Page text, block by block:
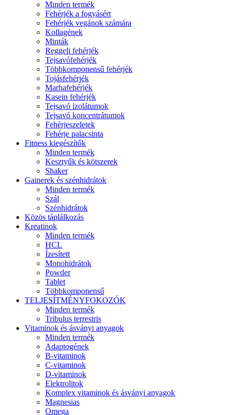
Minden termék
Fehérjék a fogyásért
Fehérjék vegánok számára
Kollagének
Minták
Reggeli fehérjék
Tejsavófehérjék
Többkomponensű fehérjék
Tojásfehérjék
Marhafehérjék
Kasein fehérjék
Tejsavó izolátumok
Tejsavó koncentrátumok
Fehérjeszeletek
Fehérje palacsinta
Fitness kiegészítők
Minden termék
Kesztyűk és kötszerek
Shaker
Gainerek és szénhidrátok
Minden termék
Szál
Szénhidrátok
Közös táplálkozás
Kreatinok
Minden termék
HCL
Ízesített
Monohidrátok
Powder
Tablet
Többkomponensű
TELJESÍTMÉNYFOKOZÓK
Minden termék
Tribulus terrestris
Vitaminok és ásványi anyagok
Minden termék
Adaptogének
B-vitaminok
C-vitaminok
D-vitaminok
Elektrolitok
Komplex vitaminok és ásványi anyagok
Magnesias
Omega